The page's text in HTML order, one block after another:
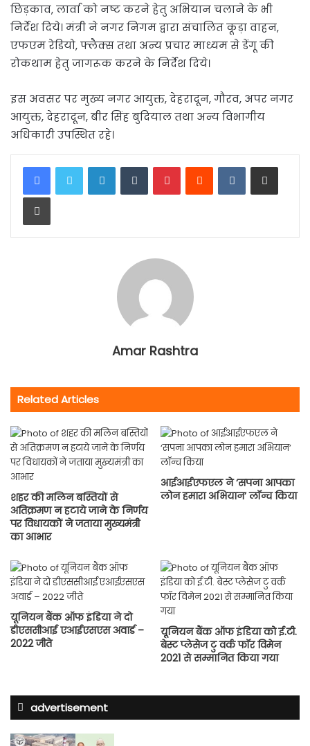
छिड़काव, लार्वा को नष्ट करने हेतु अभियान चलाने के भी
निर्देश दिये। मंत्री ने नगर निगम द्वारा संचालित कूड़ा वाहन,
एफएम रेडियो, फ्लैक्स तथा अन्य प्रचार माध्यम से डेंगू की
रोकथाम हेतु जागरूक करने के निर्देश दिये।
इस अवसर पर मुख्य नगर आयुक्त, देहरादून, गौरव, अपर नगर
आयुक्त, देहरादून, बीर सिंह बुदियाल तथा अन्य विभागीय
अधिकारी उपस्थित रहे।
LinkedInTumblrPinterestReddit VKontakteShare via Email
Print
Amar Rashtra
Related Articles
शहर की मलिन बस्तियों से
अतिक्रमण न हटाये जाने के निर्णय
पर विधायकों ने जताया मुख्यमंत्री
का आभार
आईआईएफएल ने ‘सपना आपका
लोन हमारा अभियान’ लॉन्च किया
यूनियन बैंक ऑफ इंडिया ने दो
डीएससीआई एआईएसएस अवार्ड –
2022 जीते
यूनियन बैंक ऑफ इंडिया को ई.टी.
बेस्ट प्लेसेज टु वर्क फॉर विमेन
2021 से सम्मानित किया गया
advertisement